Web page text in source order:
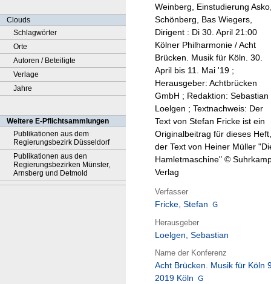
Clouds
Schlagwörter
Orte
Autoren / Beteiligte
Verlage
Jahre
Weitere E-Pflichtsammlungen
Publikationen aus dem
Regierungsbezirk Düsseldorf
Publikationen aus den
Regierungsbezirken Münster,
Arnsberg und Detmold
Weinberg, Einstudierung
Schönberg, Bas Wiegers,
Dirigent : Di 30. April 21:00
Kölner Philharmonie / Acht
Brücken. Musik für Köln. 30.
April bis 11. Mai '19 ;
Herausgeber: Achtbrücken
GmbH ; Redaktion: Sebastian
Loelgen ; Textnachweis: Der
Text von Stefan Fricke ist ein
Originalbeitrag für dieses Heft,
der Text von Heiner Müller
Hamletmaschine" ©
Verlag
Verfasser
Fricke, Stefan
Herausgeber
Loelgen, Sebastian
Name der Konferenz
Acht Brücken. Musik für Köln
2019 Köln